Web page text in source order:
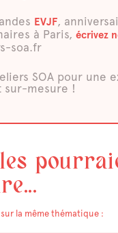
EVJF,
à Paris, écrivez
soa.fr
SOA pour une
sur-mesure !
la même thématique :